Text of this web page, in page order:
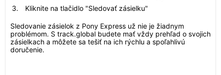
Kliknite na tlačidlo "Sledovať zásielku"
Sledovanie zásielok z Pony Express už nie je žiadnym
problémom. S track.global budete mať vždy prehľad o svojich
zásielkach a môžete sa tešiť na ich rýchlu a spoľahlivú
doručenie.